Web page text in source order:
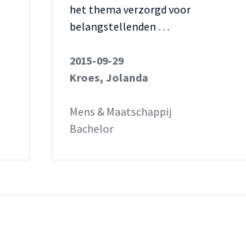
het thema verzorgd voor
belangstellenden …
2015-09-29
Kroes, Jolanda
Mens & Maatschappij
Bachelor